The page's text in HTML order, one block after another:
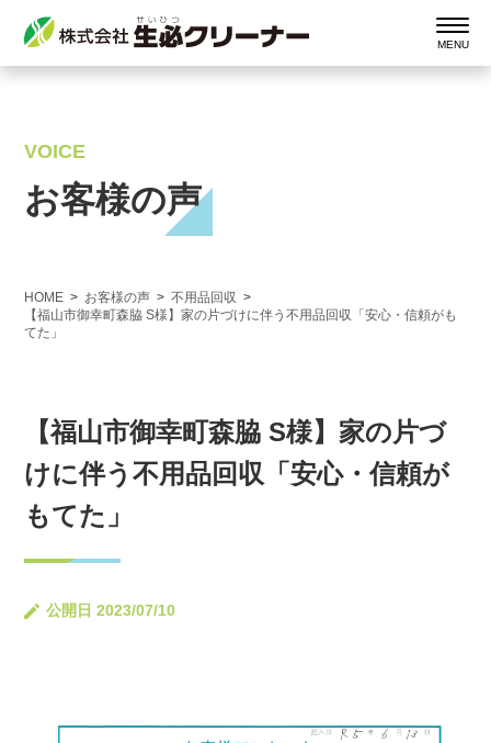
VOICE
お客様の声
HOME お客様の声
不用品回収
【福山市御幸町森脇 S様】家の片づけに伴う不用品回収「安心・信頼がも
てた」
【福山市御幸町森脇 S様】家の片づ
けに伴う不用品回収「安心・信頼が
もてた」
公開日 2023/07/10